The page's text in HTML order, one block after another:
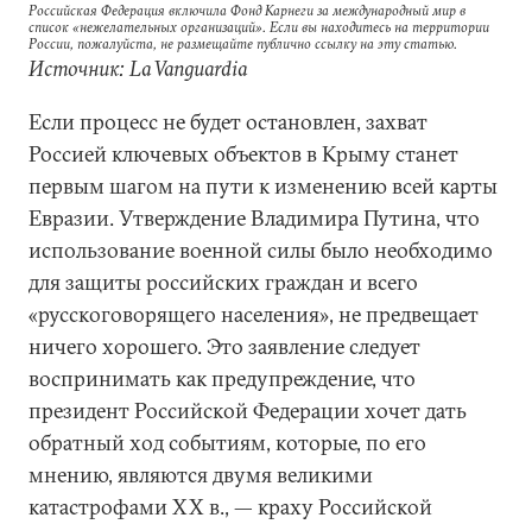
Российская Федерация включила Фонд Карнеги за международный мир в
список «нежелательных организаций». Если вы находитесь на территории
России, пожалуйста, не размещайте публично ссылку на эту статью.
Источник: La Vanguardia
Если процесс не будет остановлен, захват
Россией ключевых объектов в Крыму станет
первым шагом на пути к изменению всей карты
Евразии. Утверждение Владимира Путина, что
использование военной силы было необходимо
для защиты российских граждан и всего
«русскоговорящего населения», не предвещает
ничего хорошего. Это заявление следует
воспринимать как предупреждение, что
президент Российской Федерации хочет дать
обратный ход событиям, которые, по его
мнению, являются двумя великими
катастрофами ХХ в., — краху Российской